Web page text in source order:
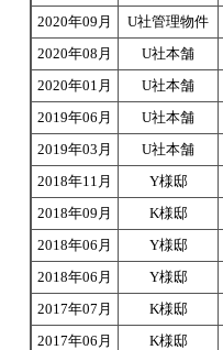
2020年09月
U社管理物件
2020年08月
U社本舗
2020年01月
U社本舗
2019年06月
U社本舗
2019年03月
U社本舗
2018年11月
Y様邸
2018年09月
K様邸
2018年06月
Y様邸
2018年06月
Y様邸
2017年07月
K様邸
2017年06月
K様邸